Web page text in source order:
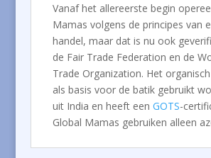
Vanaf het allereerste begin
Mamas volgens de principes van
handel, maar dat is nu ook
de Fair Trade Federation en de
Trade Organization. Het
als basis voor de batik gebruikt
uit India en heeft een GOTS-
Global Mamas gebruiken alleen